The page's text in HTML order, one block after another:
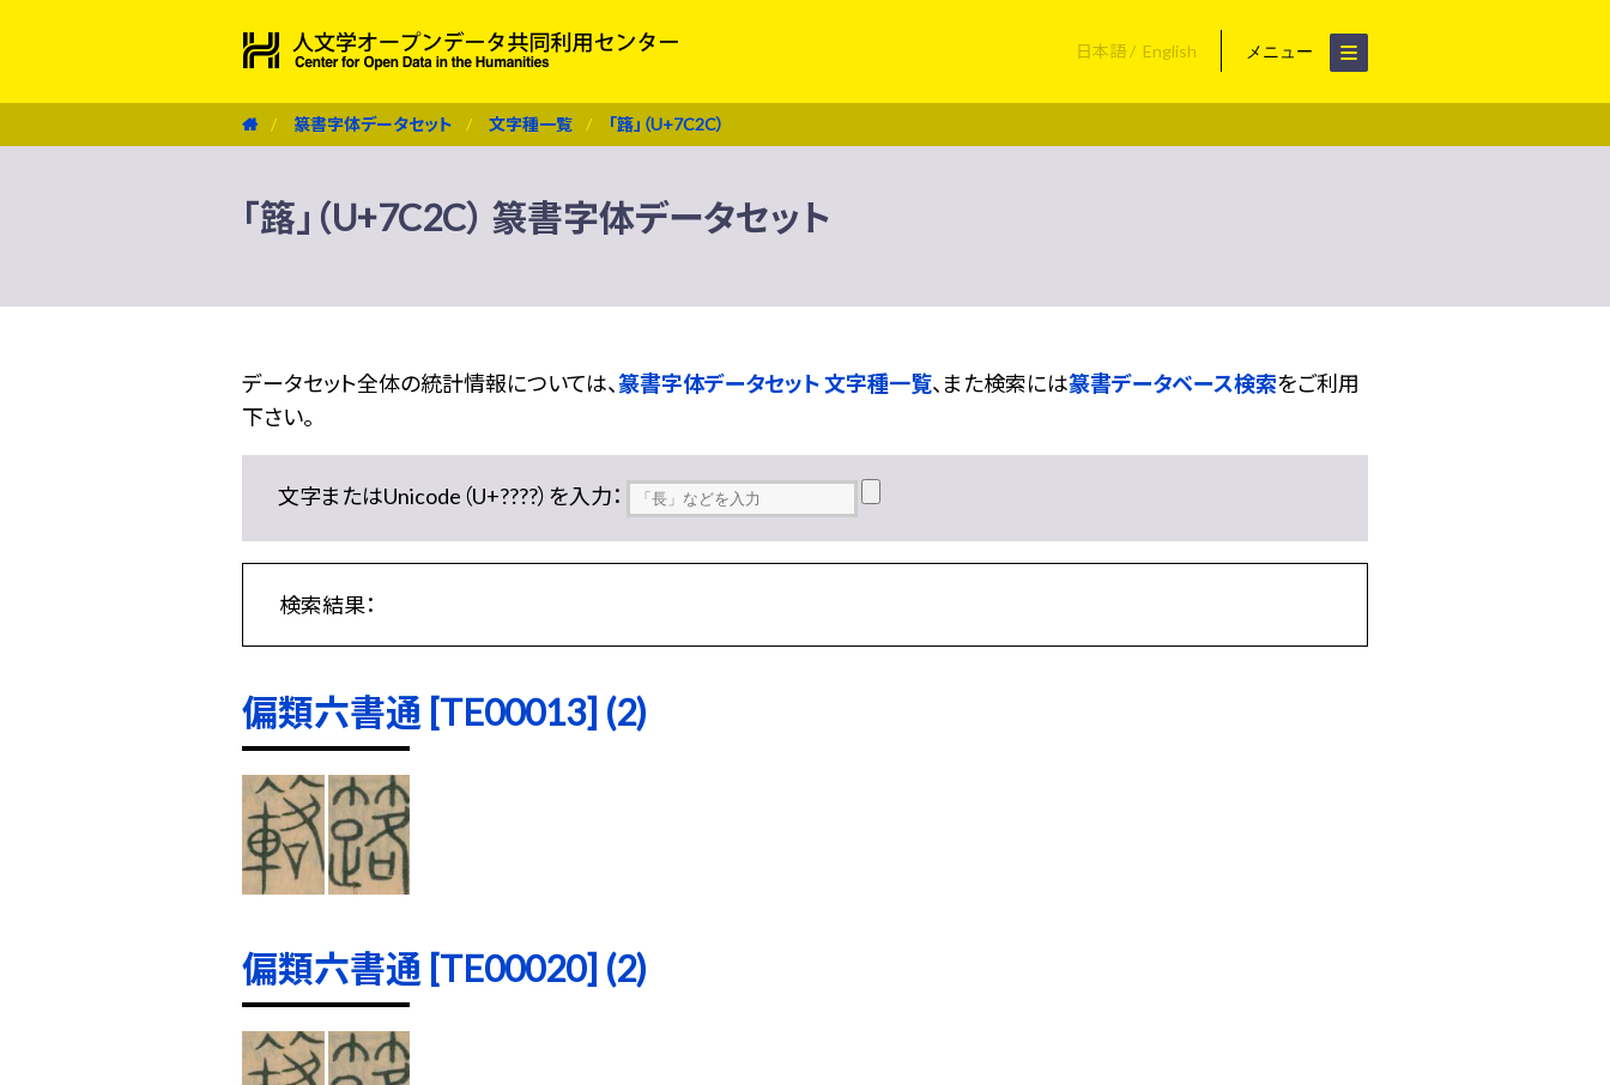
日本語 English メニュー
篆書字体データセット 文字種一覧 「簬」（U+7C2C）
「簬」（U+7C2C） 篆書字体データセット
データセット全体の統計情報については、篆書字体データセット 文字種一覧、また検索には篆書データベース検索をご利用
下さい。
文字またはUnicode（U+????）を入力：
検索結果：
偏類六書通 [TE00013] (2)
偏類六書通 [TE00020] (2)